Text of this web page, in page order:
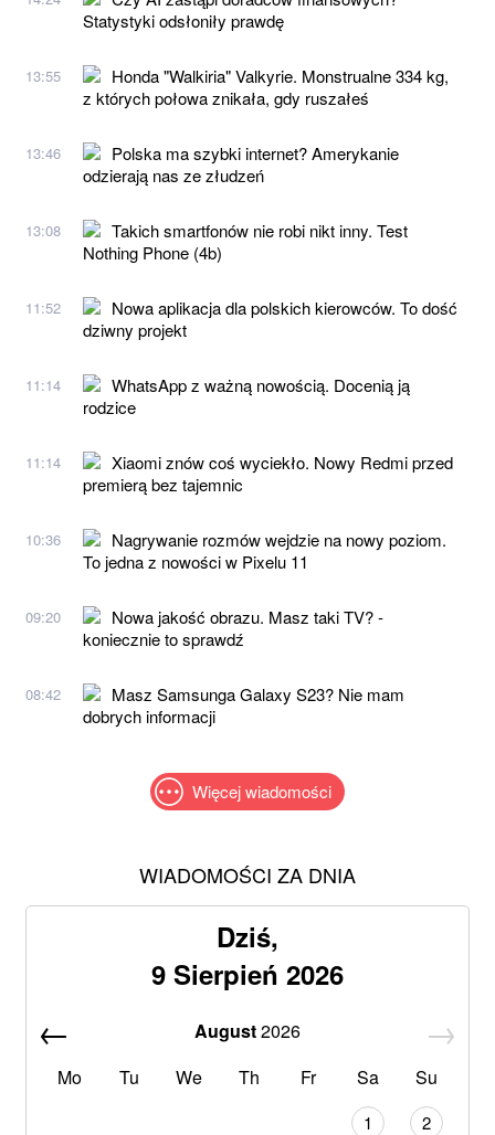
Statystyki odsłoniły prawdę
13:55
Honda "Walkiria" Valkyrie. Monstrualne 334 kg,
z których połowa znikała, gdy ruszałeś
13:46
Polska ma szybki internet? Amerykanie
odzierają nas ze złudzeń
13:08
Takich smartfonów nie robi nikt inny. Test
Nothing Phone (4b)
11:52
Nowa aplikacja dla polskich kierowców. To dość
dziwny projekt
11:14
WhatsApp z ważną nowością. Docenią ją
rodzice
11:14
Xiaomi znów coś wyciekło. Nowy Redmi przed
premierą bez tajemnic
10:36
Nagrywanie rozmów wejdzie na nowy poziom.
To jedna z nowości w Pixelu 11
09:20
Nowa jakość obrazu. Masz taki TV? -
koniecznie to sprawdź
08:42
Masz Samsunga Galaxy S23? Nie mam
dobrych informacji
Więcej wiadomości
WIADOMOŚCI ZA DNIA
Dziś,
9 Sierpień 2026
August2026
Mo
Tu We Th Fr Sa Su
1
2